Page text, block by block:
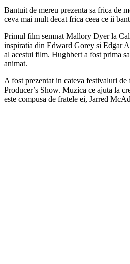
Bantuit de mereu prezenta sa frica de
ceva mai mult decat frica ceea ce ii
Primul film semnat Mallory Dyer la
inspiratia din Edward Gorey si Edgar
al acestui film. Hughbert a fost prima
animat.
A fost prezentat in cateva festivaluri
Producer’s Show. Muzica ce ajuta la
este compusa de fratele ei, Jarred